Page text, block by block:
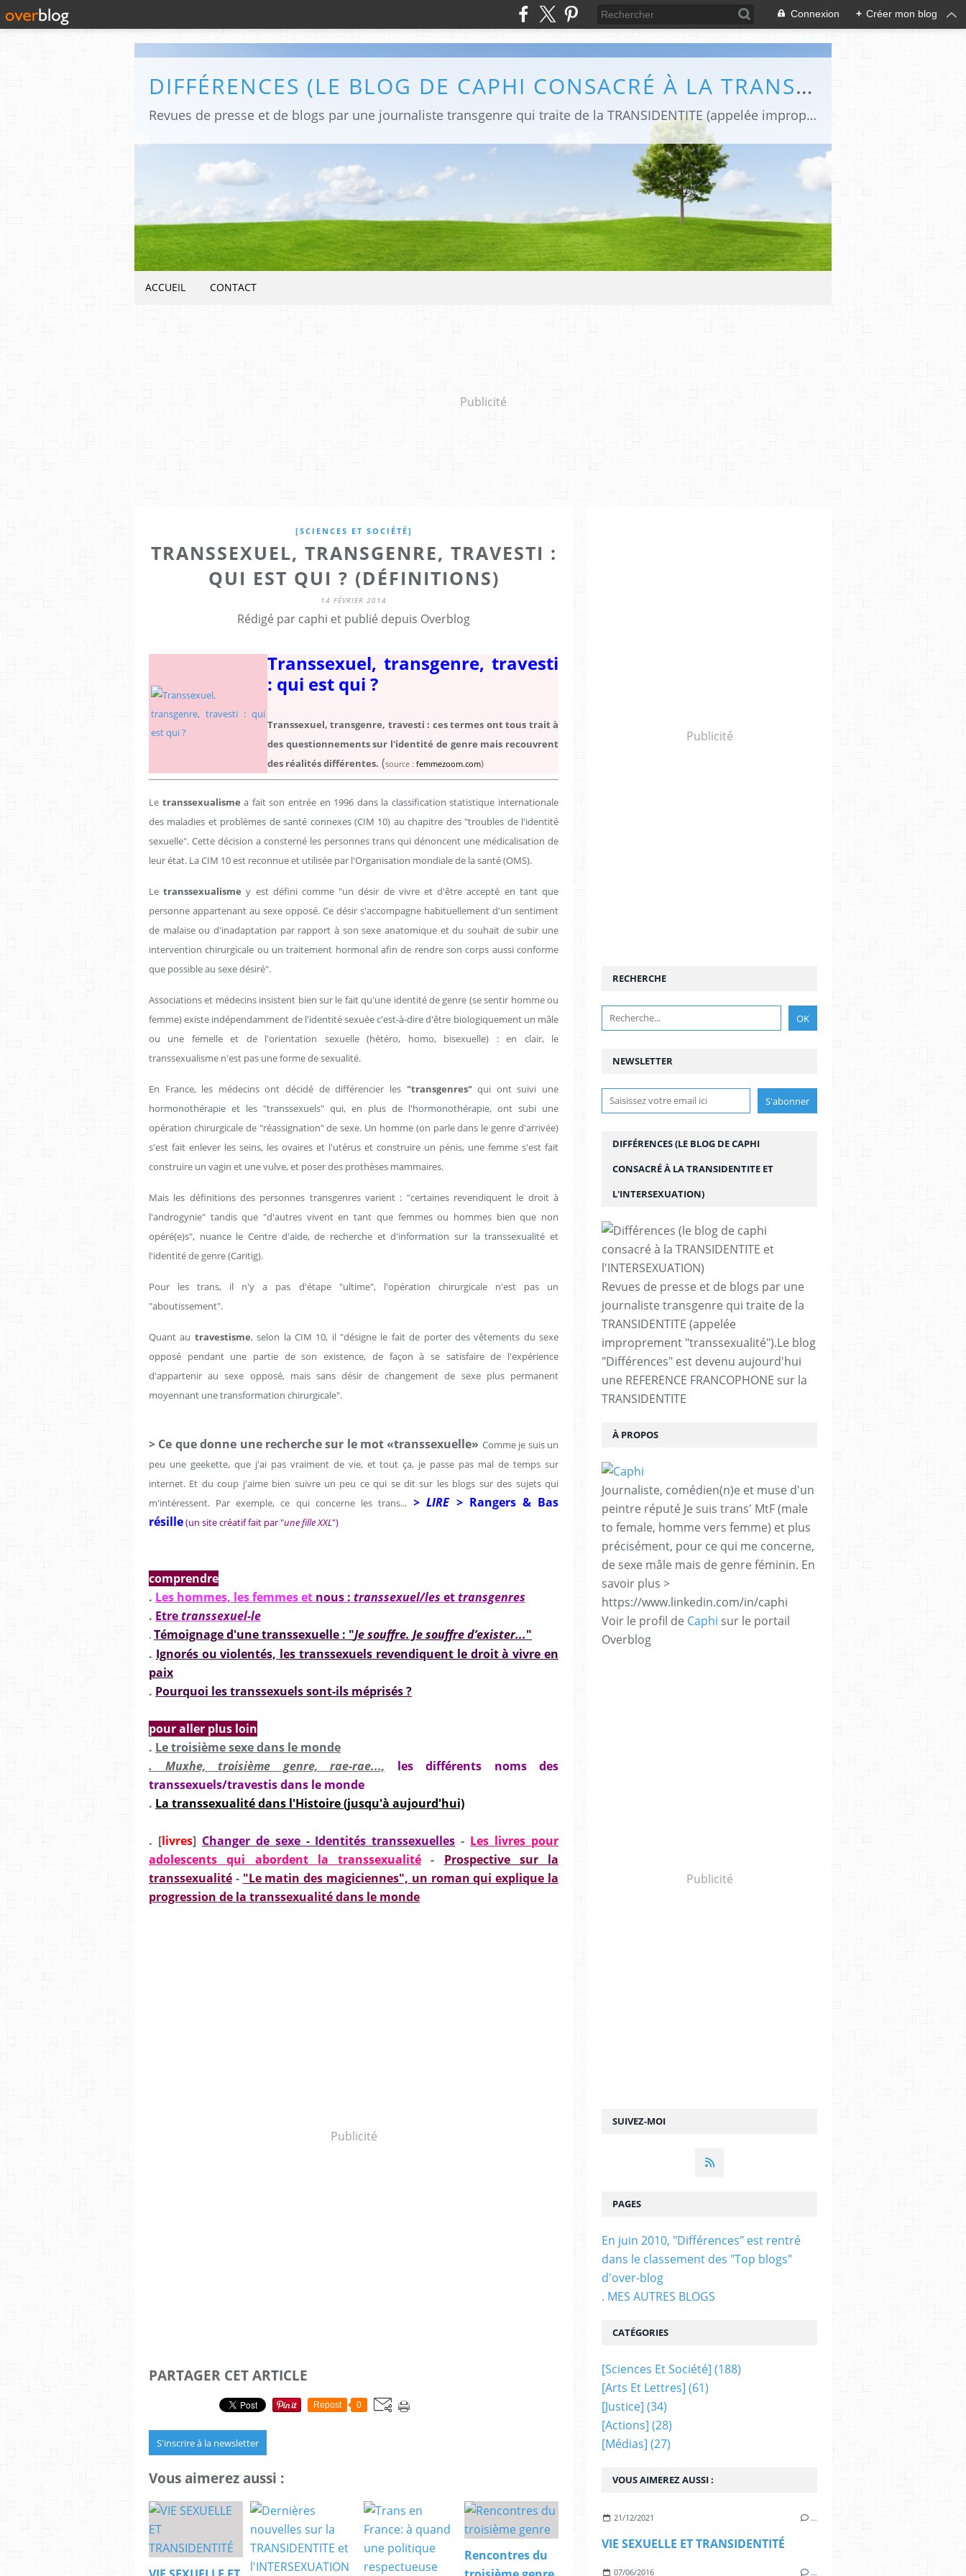
Connexion + Créer mon blog
DIFFÉRENCES (LE BLOG DE CAPHI CONSACRÉ À LA TRANSIDENTITE ET L'INTERSEXUATION)
Revues de presse et de blogs par une journaliste transgenre qui traite de la TRANSIDENTITE (appelée improprement "transsexualité").Le blog "Différences" est devenu aujourd'hui une REFERENCE FRANCOPHONE sur la TRANSIDENTITE
ACCUEIL CONTACT
Publicité
[SCIENCES ET SOCIÉTÉ]
TRANSSEXUEL, TRANSGENRE, TRAVESTI :
QUI EST QUI ? (DÉFINITIONS)
14 FÉVRIER 2014
Rédigé par caphi et publié depuis Overblog
Transsexuel, transgenre, travesti
: qui est qui ?
Transsexuel, transgenre, travesti : ces termes ont tous trait à
des questionnements sur l'identité de genre mais recouvrent
des réalités différentes. (source : femmezoom.com)
Le transsexualisme a fait son entrée en 1996 dans la classification statistique internationale
des maladies et problèmes de santé connexes (CIM 10) au chapitre des "troubles de l'identité
sexuelle". Cette décision a consterné les personnes trans qui dénoncent une médicalisation de
leur état. La CIM 10 est reconnue et utilisée par l'Organisation mondiale de la santé (OMS).
Letranssexualisme y est défini comme "un désir de vivre et d'être accepté en tant que
personne appartenant au sexe opposé. Ce désir s'accompagne habituellement d'un sentiment
de malaise ou d'inadaptation par rapport à son sexe anatomique et du souhait de subir une
intervention chirurgicale ou un traitement hormonal afin de rendre son corps aussi conforme
que possible au sexe désiré".
Associations et médecins insistent bien sur le fait qu'une identité de genre (se sentir homme ou
femme) existe indépendamment de l'identité sexuée c'est-à-dire d'être biologiquement un mâle
ou une femelle et de l'orientation sexuelle (hétéro, homo, bisexuelle) : en clair, le
transsexualisme n'est pas une forme de sexualité.
En France, les médecins ont décidé de différencier les "transgenres"qui ont suivi une
hormonothérapie et les "transsexuels" qui, en plus de l'hormonothérapie, ont subi une
opération chirurgicale de "réassignation" de sexe. Un homme (on parle dans le genre d'arrivée)
s'est fait enlever les seins, les ovaires et l'utérus et construire un pénis, une femme s'est fait
construire un vagin et une vulve, et poser des prothèses mammaires.
Mais les définitions des personnes transgenres varient : "certaines revendiquent le droit à
l'androgynie" tandis que "d'autres vivent en tant que femmes ou hommes bien que non
opéré(e)s", nuance le Centre d'aide, de recherche et d'information sur la transsexualité et
l'identité de genre (Caritig).
Pour les trans, il n'y a pas d'étape "ultime", l'opération chirurgicale n'est pas un
"aboutissement".
Quant au travestisme, selon la CIM 10, il "désigne le fait de porter des vêtements du sexe
opposé pendant une partie de son existence, de façon à se satisfaire de l'expérience
d'appartenir au sexe opposé, mais sans désir de changement de sexe plus permanent
moyennant une transformation chirurgicale".
> Ce que donne une recherche sur le mot «transsexuelle» Comme je suis un
peu une geekette, que j'ai pas vraiment de vie, et tout ça, je passe pas mal de temps sur
internet. Et du coup j'aime bien suivre un peu ce qui se dit sur les blogs sur des sujets qui
m'intéressent. Par exemple, ce qui concerne les trans... > LIRE >Rangers & Bas
résille(un site créatif fait par "une fille XXL")
comprendre
. Les hommes, les femmes et nous : transsexuel/les ettransgenres
. Etretranssexuel-le
. Témoignage d'une transsexuelle : "Je souffre. Je souffre d’exister..."
. Ignorés ou violentés, les transsexuels revendiquent le droit à vivre en
paix
. Pourquoi les transsexuels sont-ils méprisés ?
pour aller plus loin
. Le troisième sexe dans le monde
. Muxhe, troisième genre, rae-rae...,
les différents noms des
transsexuels/travestis dans le monde
. La transsexualité dans l'Histoire (jusqu'à aujourd'hui)
. [livres] Changer de sexe - Identités transsexuelles - Les livres pour
adolescents qui abordent la transsexualité -
Prospective sur la
transsexualité - "Le matin des magiciennes", un roman qui explique la
progression de la transsexualité dans le monde
Publicité
PARTAGER CET ARTICLE
Repost 0
S'inscrire à la newsletter
Vous aimerez aussi :
Rencontres du
Publicité
NEWSLETTER
SUIVEZ-MOI
RECHERCHE
DIFFÉRENCES (LE BLOG DE CAPHI
CONSACRÉ À LA TRANSIDENTITE ET
L'INTERSEXUATION)
Revues de presse et de blogs par une
journaliste transgenre qui traite de la
TRANSIDENTITE (appelée
improprement "transsexualité").Le blog
"Différences" est devenu aujourd'hui
une REFERENCE FRANCOPHONE sur la
TRANSIDENTITE
À PROPOS
Journaliste, comédien(n)e et muse d'un
peintre réputé Je suis trans' MtF (male
to female, homme vers femme) et plus
précisément, pour ce qui me concerne,
de sexe mâle mais de genre féminin. En
savoir plus >
https://www.linkedin.com/in/caphi
Voir le profil de Caphi sur le portail
Overblog
Publicité
VOUS AIMEREZ AUSSI :
21/12/2021 …
VIE SEXUELLE ET TRANSIDENTITÉ
07/06/2016 …
PAGES
En juin 2010, "Différences" est rentré
dans le classement des "Top blogs"
d'over-blog
. MES AUTRES BLOGS
CATÉGORIES
[sciences Et Société] (188)
[arts Et Lettres] (61)
[justice] (34)
[actions] (28)
[médias] (27)